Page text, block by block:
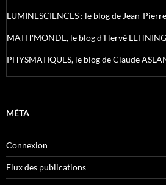
LUMINESCIENCES : le blog de Jean-
MATH'MONDE, le blog d'Hervé
PHYSMATIQUES, le blog de Claude
MÉTA
Connexion
Flux des publications